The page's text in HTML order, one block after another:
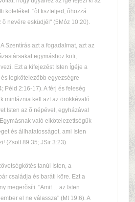
köteléket: "õt tiszteljed, õhozzá
õ nevére esküdjél" (5Móz 10:20).
Szentírás azt a fogadalmat, azt az
egymáshoz köti,
Ezt a kifejezést Isten Ígéje a
legkötelezõbb egyezségre
Péld 2:16-17). A férj és feleség
mintáznia kell azt az örökkévaló
Isten az õ népével, egyházával
való elkötelezettségük
és állhatatosságot, ami Isten
(Zsolt 89:35; JSir 3:23).
tanúi Isten, a
családja és baráti köre. Ezt a
megerõsíti. "Amit… az Isten
el ne válassza" (Mt 19:6). A